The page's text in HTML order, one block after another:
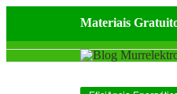
Materiais